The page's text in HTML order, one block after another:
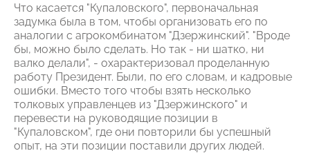
Что касается "Купаловского", первоначальная
задумка была в том, чтобы организовать его по
аналогии с агрокомбинатом "Дзержинский". "Вроде
бы, можно было сделать. Но так - ни шатко, ни
валко делали", - охарактеризовал проделанную
работу Президент. Были, по его словам, и кадровые
ошибки. Вместо того чтобы взять несколько
толковых управленцев из "Дзержинского" и
перевести на руководящие позиции в
"Купаловском", где они повторили бы успешный
опыт, на эти позиции поставили других людей.